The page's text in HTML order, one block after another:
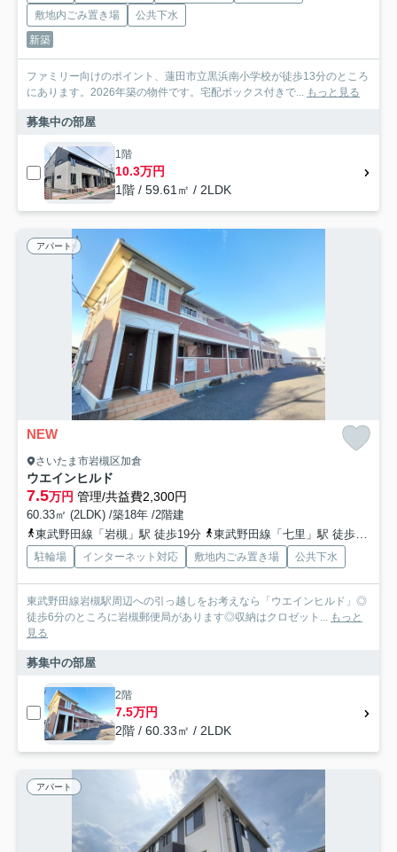
敷地内ごみ置き場
公共下水
新築
ファミリー向けのポイント、蓮田市立黒浜南小学校が徒歩13分のところ
にあります。2026年築の物件です。宅配ボックス付きで... もっと見る
募集中の部屋
1階
10.3万円
1階 / 59.61㎡ / 2LDK
アパート
NEW
さいたま市岩槻区加倉
ウエインヒルド
7.5万円 管理/共益費2,300円
60.33㎡ (2LDK) /築18年 /2階建
東武野田線「岩槻」駅 徒歩19分
東武野田線「七里」駅 徒歩35分
駐輪場 インターネット対応 敷地内ごみ置き場 公共下水
東武野田線岩槻駅周辺への引っ越しをお考えなら「ウエインヒルド」◎
徒歩6分のところに岩槻郵便局があります◎収納はクロゼット...
もっと
見る
募集中の部屋
2階
7.5万円
2階 / 60.33㎡ / 2LDK
アパート